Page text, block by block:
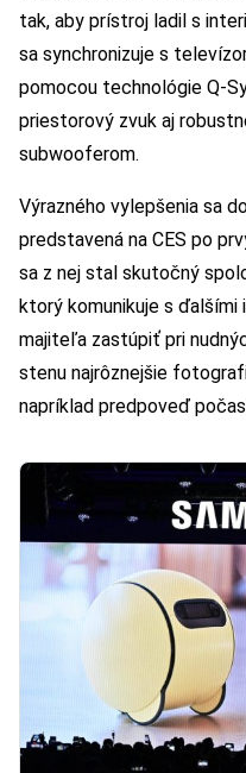
tak, aby prístroj ladil s
sa synchronizuje s
pomocou technológie Q-
priestorový zvuk aj
subwooferom.
Výrazného vylepšenia sa
predstavená na CES po
sa z nej stal skutočný
ktorý komunikuje s
majiteľa zastúpiť pri
stenu najrôznejšie
napríklad predpoveď